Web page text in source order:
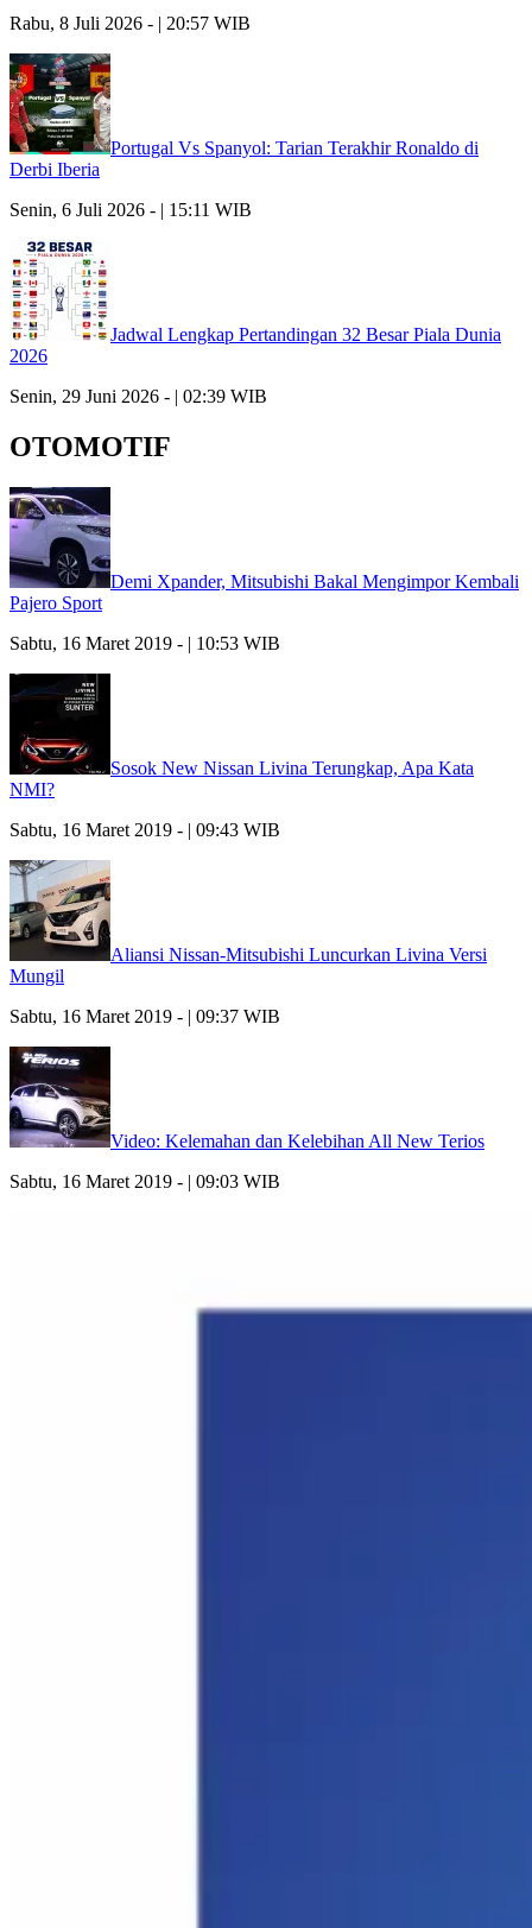
Rabu, 8 Juli 2026 - | 20:57 WIB
Portugal Vs Spanyol: Tarian Terakhir Ronaldo di
Derbi Iberia
Senin, 6 Juli 2026 - | 15:11 WIB
Jadwal Lengkap Pertandingan 32 Besar Piala Dunia
2026
Senin, 29 Juni 2026 - | 02:39 WIB
OTOMOTIF
Demi Xpander, Mitsubishi Bakal Mengimpor Kembali
Pajero Sport
Sabtu, 16 Maret 2019 - | 10:53 WIB
Sosok New Nissan Livina Terungkap, Apa Kata
NMI?
Sabtu, 16 Maret 2019 - | 09:43 WIB
Aliansi Nissan-Mitsubishi Luncurkan Livina Versi
Mungil
Sabtu, 16 Maret 2019 - | 09:37 WIB
Video: Kelemahan dan Kelebihan All New Terios
Sabtu, 16 Maret 2019 - | 09:03 WIB